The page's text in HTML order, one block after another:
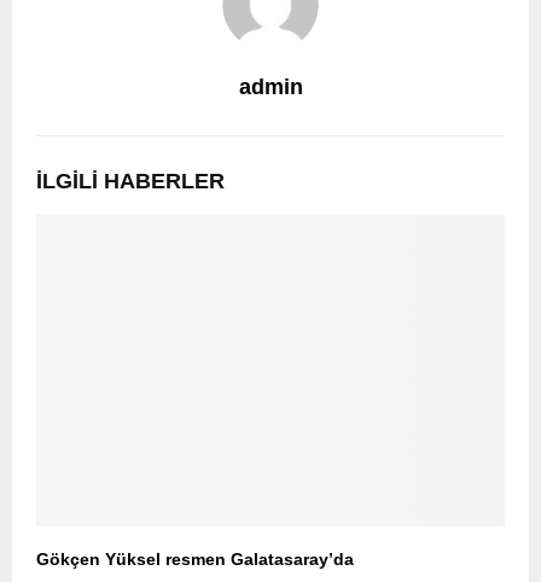
admin
İLGILI HABERLER
Gökçen Yüksel resmen Galatasaray’da